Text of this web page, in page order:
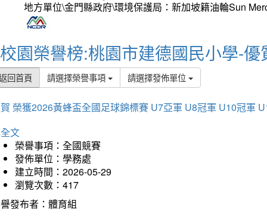
地方單位\金門縣政府\環境保護局：新加坡籍油輪Sun
校園榮譽榜:桃園市建德國民小學-優
回首頁 請選擇榮譽事項 請選擇發佈單位
榮獲2026黃蜂盃全國足球錦標賽 U7亞軍 U8冠軍 U10冠軍
文
榮譽事項：全國競賽
發佈單位：學務處
建立時間：2026-05-29
瀏覽次數：417
發布者：體育組